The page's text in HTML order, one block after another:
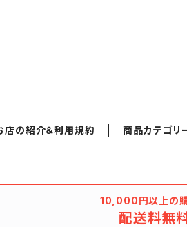
店の紹介＆利用規約 商品カテゴリ
10,000円以上の
配送料無